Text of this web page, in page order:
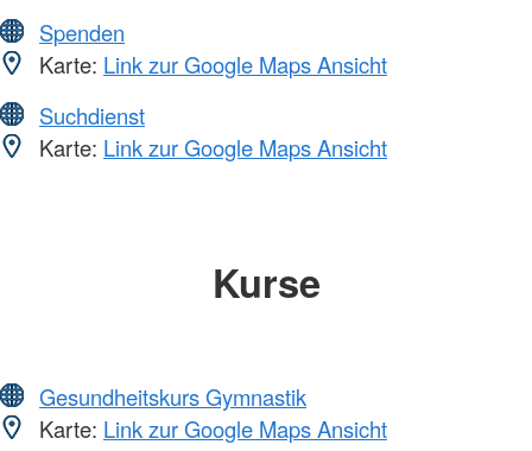
Spenden
Karte: Link zur Google Maps Ansicht
Suchdienst
Karte: Link zur Google Maps Ansicht
Kurse
Gesundheitskurs Gymnastik
Karte: Link zur Google Maps Ansicht